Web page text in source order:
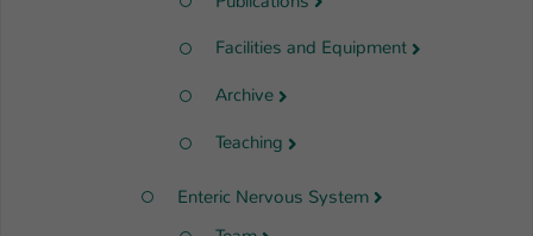
Facilities and Equipment
Archive
Teaching
Enteric Nervous System